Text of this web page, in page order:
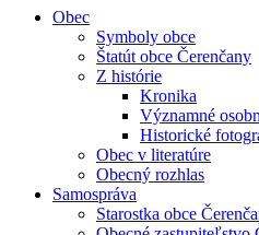
Obec
Symboly obce
Štatút obce Čerenčany
Z histórie
Kronika
Významné
Historické
Obec v literatúre
Obecný rozhlas
Samospráva
Starostka obce